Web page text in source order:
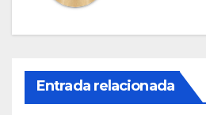
Entrada relacionada